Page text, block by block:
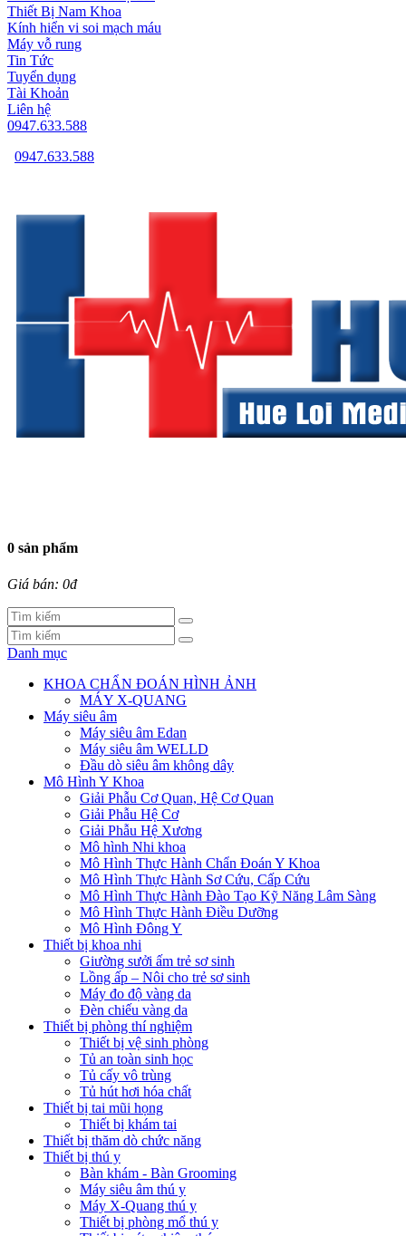
Thiết Bị Nam Khoa
Kính hiển vi soi mạch máu
Máy vỗ rung
Tin Tức
Tuyển dụng
Tài Khoản
Liên hệ
0947.633.588
0947.633.588
0 sản phẩm
Giá bán: 0đ
Danh mục
KHOA CHẨN ĐOÁN HÌNH ẢNH
MÁY X-QUANG
Máy siêu âm
Máy siêu âm Edan
Máy siêu âm WELLD
Đầu dò siêu âm không dây
Mô Hình Y Khoa
Giải Phẫu Cơ Quan, Hệ Cơ Quan
Giải Phẫu Hệ Cơ
Giải Phẫu Hệ Xương
Mô hình Nhi khoa
Mô Hình Thực Hành Chẩn Đoán Y Khoa
Mô Hình Thực Hành Sơ Cứu, Cấp Cứu
Mô Hình Thực Hành Đào Tạo Kỹ Năng Lâm Sàng
Mô Hình Thực Hành Điều Dưỡng
Mô Hình Đông Y
Thiết bị khoa nhi
Giường sưởi ấm trẻ sơ sinh
Lồng ấp – Nôi cho trẻ sơ sinh
Máy đo độ vàng da
Đèn chiếu vàng da
Thiết bị phòng thí nghiệm
Thiết bị vệ sinh phòng
Tủ an toàn sinh học
Tủ cấy vô trùng
Tủ hút hơi hóa chất
Thiết bị tai mũi họng
Thiết bị khám tai
Thiết bị thăm dò chức năng
Thiết bị thú y
Bàn khám - Bàn Grooming
Máy siêu âm thú y
Máy X-Quang thú y
Thiết bị phòng mổ thú y